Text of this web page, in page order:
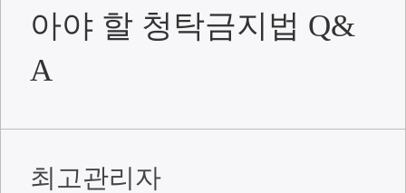
아야 할 청탁금지법 Q&
A
최고관리자